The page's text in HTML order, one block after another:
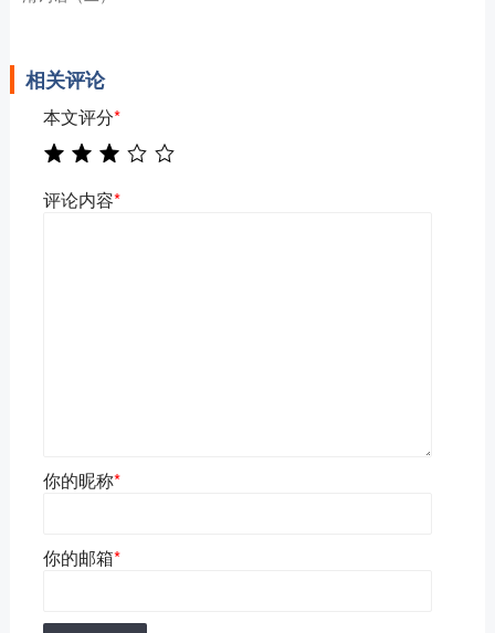
相关评论
本文评分*
评论内容*
你的昵称*
你的邮箱*